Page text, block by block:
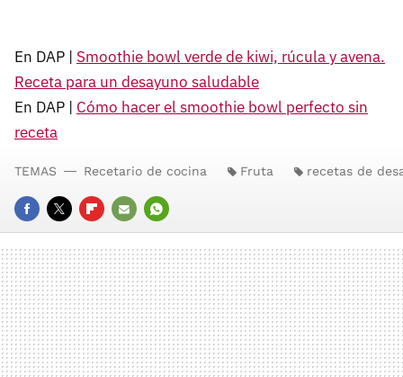
En DAP | Smoothie bowl verde de kiwi, rúcula y avena.
Receta para un desayuno saludable
En DAP | Cómo hacer el smoothie bowl perfecto sin
receta
FACEBOOK
TWITTERFLIPBOARD
E-
MAIL
WHATSAPP
TEMAS Recetario de cocina Fruta recetas de